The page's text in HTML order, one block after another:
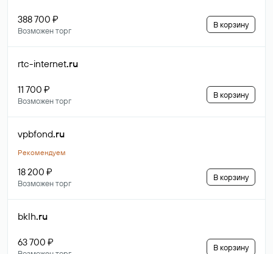
388 700 ₽
Возможен торг
В корзину
rtc-internet.ru
11 700 ₽
Возможен торг
В корзину
vpbfond.ru
Рекомендуем
18 200 ₽
Возможен торг
В корзину
bklh.ru
63 700 ₽ В корзину